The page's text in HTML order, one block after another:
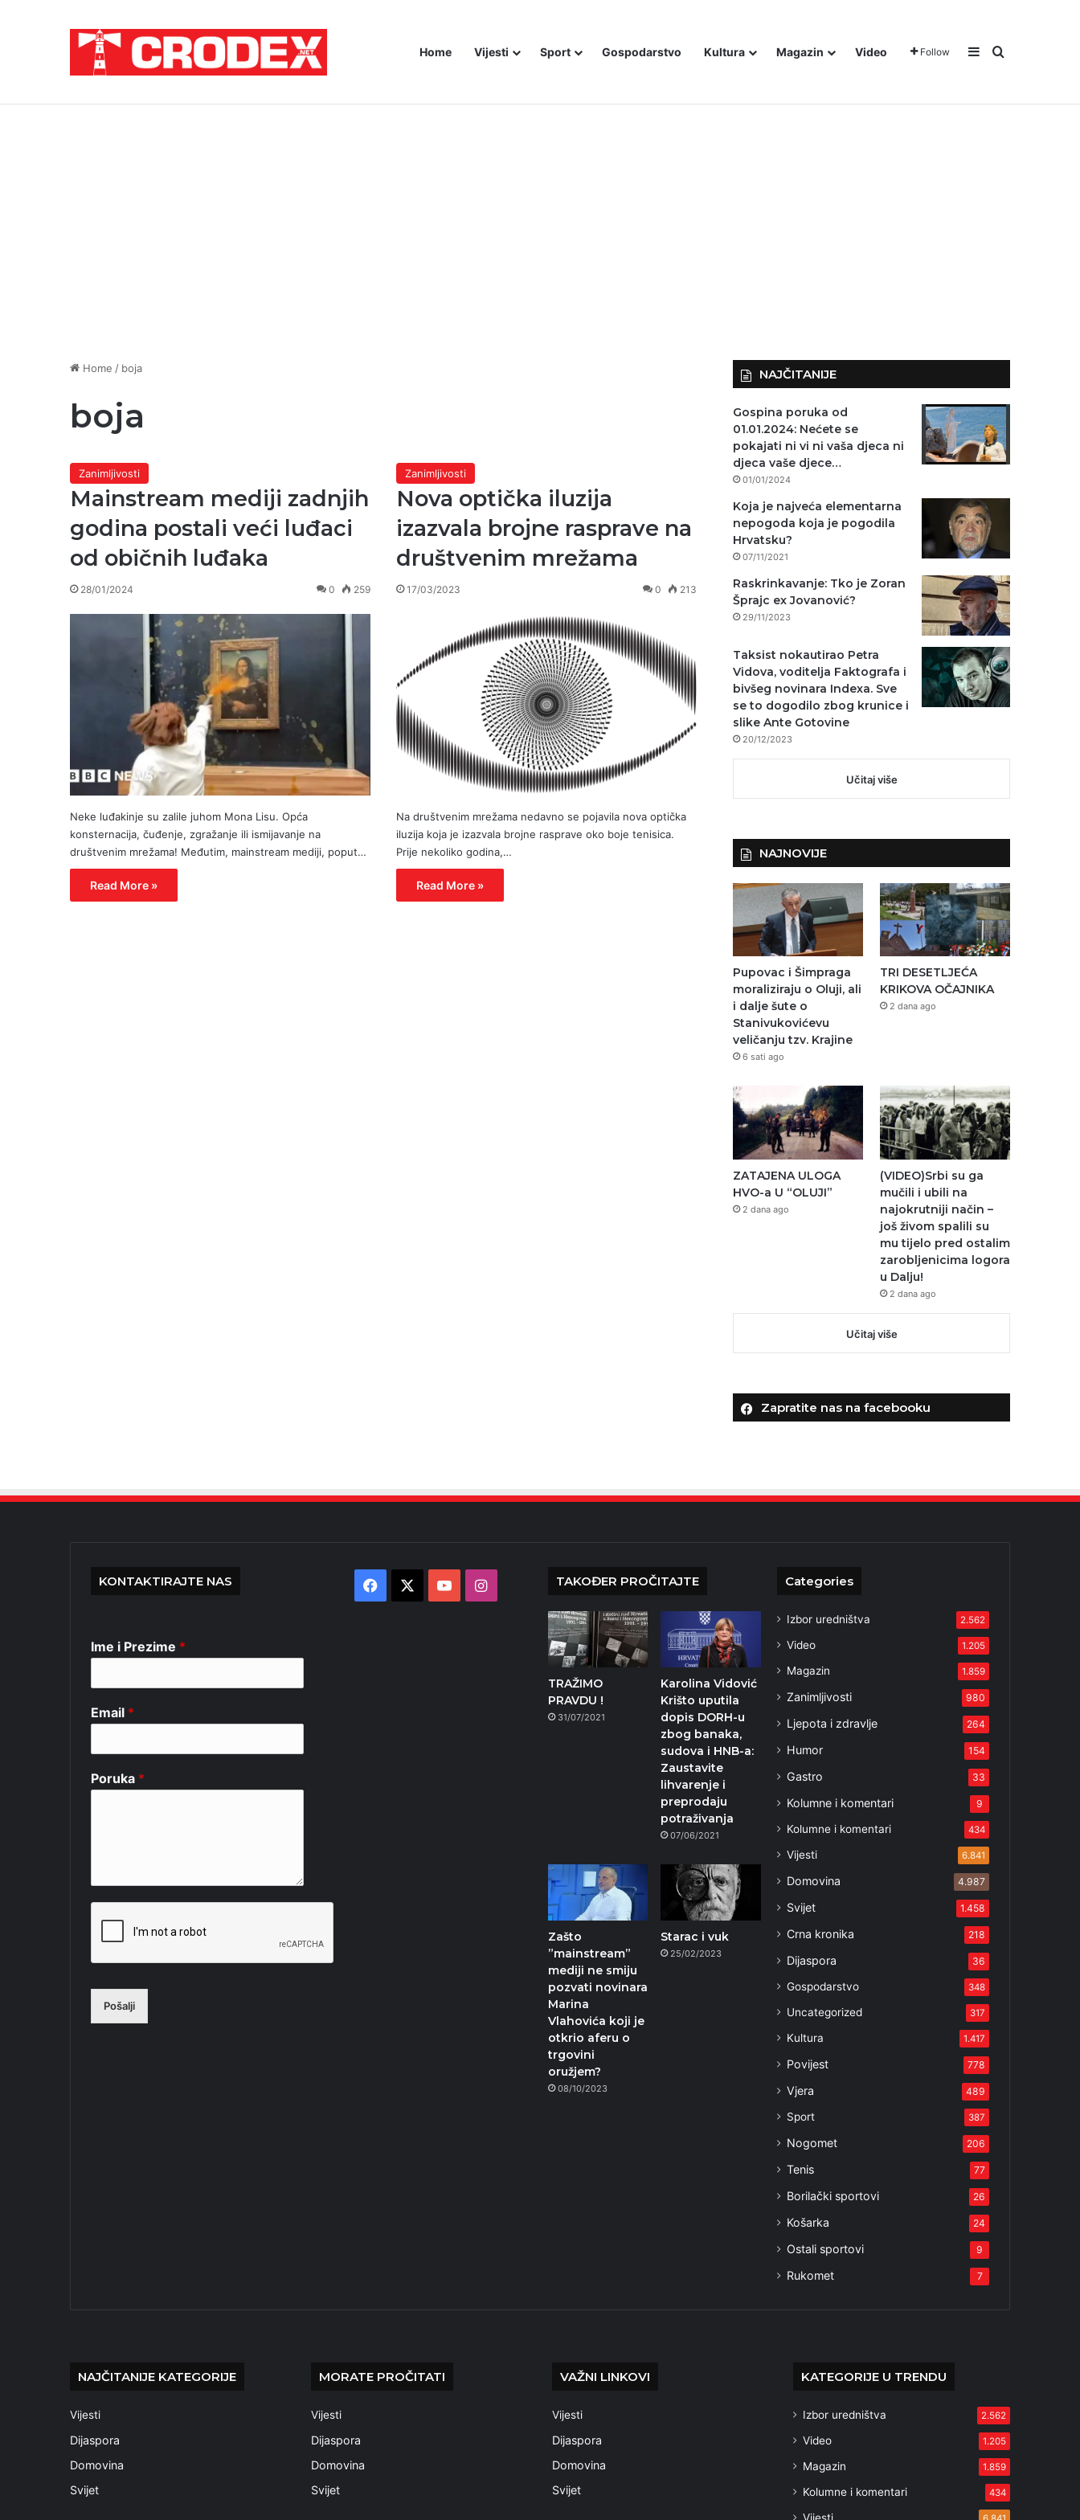
Home Vijesti Sport Gospodarstvo Kultura Magazin Video Follow Sidebar
Traži
Breaking News TRI DESETLJEĆA KRIKOVA OČAJNIKA
Home / boja
boja
Zanimljivosti
Mainstream mediji zadnjih
godina postali veći luđaci
od običnih luđaka
28/01/2024 0 259
Neke luđakinje su zalile juhom Mona Lisu. Opća
konsternacija, čuđenje, zgražanje ili ismijavanje na
društvenim mrežama! Međutim, mainstream mediji, poput…
Read More »
Zanimljivosti
Nova optička iluzija
izazvala brojne rasprave na
društvenim mrežama
17/03/2023 0 213
Na društvenim mrežama nedavno se pojavila nova optička
iluzija koja je izazvala brojne rasprave oko boje tenisica.
Prije nekoliko godina,…
Read More »
NAJČITANIJE
Gospina poruka od
01.01.2024: Nećete se
pokajati ni vi ni vaša djeca ni
djeca vaše djece…
01/01/2024
Koja je najveća elementarna
nepogoda koja je pogodila
Hrvatsku?
07/11/2021
Raskrinkavanje: Tko je Zoran
Šprajc ex Jovanović?
29/11/2023
Taksist nokautirao Petra
Vidova, voditelja Faktografa i
bivšeg novinara Indexa. Sve
se to dogodilo zbog krunice i
slike Ante Gotovine
20/12/2023
Učitaj više
NAJNOVIJE
Pupovac i Šimpraga
moraliziraju o Oluji, ali
i dalje šute o
Stanivukovićevu
veličanju tzv. Krajine
6 sati ago
TRI DESETLJEĆA
KRIKOVA OČAJNIKA
2 dana ago
ZATAJENA ULOGA
HVO-a U “OLUJI”
2 dana ago
(VIDEO)Srbi su ga
mučili i ubili na
najokrutniji način –
još živom spalili su
mu tijelo pred ostalim
zarobljenicima logora
u Dalju!
2 dana ago
Učitaj više
Zapratite nas na facebooku
KONTAKTIRAJTE NAS
Ime i Prezime *
Email *
Poruka *
Pošalji
Facebook YouTubeInstagram TAKOĐER PROČITAJTE
TRAŽIMO
PRAVDU !
31/07/2021
Karolina Vidović
Krišto uputila
dopis DORH-u
zbog banaka,
sudova i HNB-a:
Zaustavite
lihvarenje i
preprodaju
potraživanja
07/06/2021
Zašto
”mainstream”
mediji ne smiju
pozvati novinara
Marina
Vlahovića koji je
otkrio aferu o
trgovini
oružjem?
08/10/2023
Starac i vuk
25/02/2023
Categories
Izbor uredništva 2.562
Video 1.205
Magazin 1.859
Zanimljivosti 980
Ljepota i zdravlje 264
Humor 154
Gastro 33
Kolumne i komentari 9
Kolumne i komentari 434
Vijesti 6.841
Domovina 4.987
Svijet 1.458
Crna kronika 218
Dijaspora 36
Gospodarstvo 348
Uncategorized 317
Kultura 1.417
Povijest 778
Vjera 489
Sport 387
Nogomet 206
Tenis 77
Borilački sportovi 26
Košarka 24
Ostali sportovi 9
Rukomet 7
NAJČITANIJE KATEGORIJE
Vijesti
Dijaspora
Domovina
Svijet
MORATE PROČITATI
Vijesti
Dijaspora
Domovina
Svijet
VAŽNI LINKOVI
Vijesti
Dijaspora
Domovina
Svijet
KATEGORIJE U TRENDU
Izbor uredništva 2.562
Video 1.205
Magazin 1.859
Kolumne i komentari 434